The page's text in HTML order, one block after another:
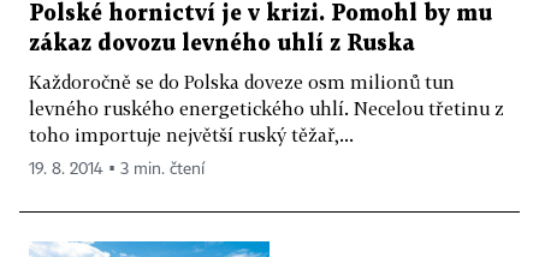
Polské hornictví je v krizi. Pomohl by mu
zákaz dovozu levného uhlí z Ruska
Každoročně se do Polska doveze osm milionů tun
levného ruského energetického uhlí. Necelou třetinu z
toho importuje největší ruský těžař,...
19. 8. 2014 ▪ 3 min. čtení